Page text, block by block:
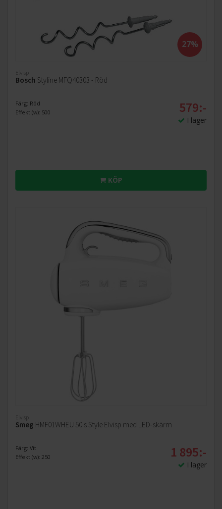
27%
Elvisp
Bosch Styline MFQ40303 - Röd
Färg: Röd
Effekt (w): 500
579:-
I lager
KÖP
Elvisp
Smeg HMF01WHEU 50's Style Elvisp med LED-skärm
Färg: Vit
Effekt (w): 250
1 895:-
I lager